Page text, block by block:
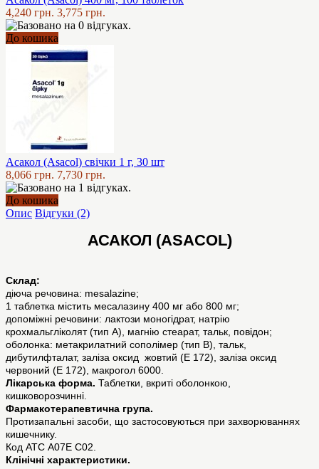
4,240 грн. 3,775 грн.
До кошика
Асакол (Asacol) свічки 1 г, 30 шт
8,066 грн. 7,730 грн.
До кошика
Опис Відгуки (2)
АСАКОЛ (ASACOL)
Cклад:
діюча речовина: mesalazine;
1 таблетка містить месалазину 400 мг або 800 мг;
допоміжні речовини: лактози моногідрат, натрію
крохмальгліколят (тип А), магнію стеарат, тальк, повідон;
оболонка: метакрилатний сополімер (тип В), тальк,
дибутилфталат, заліза оксид жовтий (Е 172), заліза оксид
червоний (Е 172), макрогол 6000.
Лікарська форма. Таблетки, вкриті оболонкою,
кишковорозчинні.
Фармакотерапевтична група.
Протизапальні засоби, що застосовуються при захворюваннях
кишечнику.
Код АТС А07Е С02.
Клінічні характеристики.